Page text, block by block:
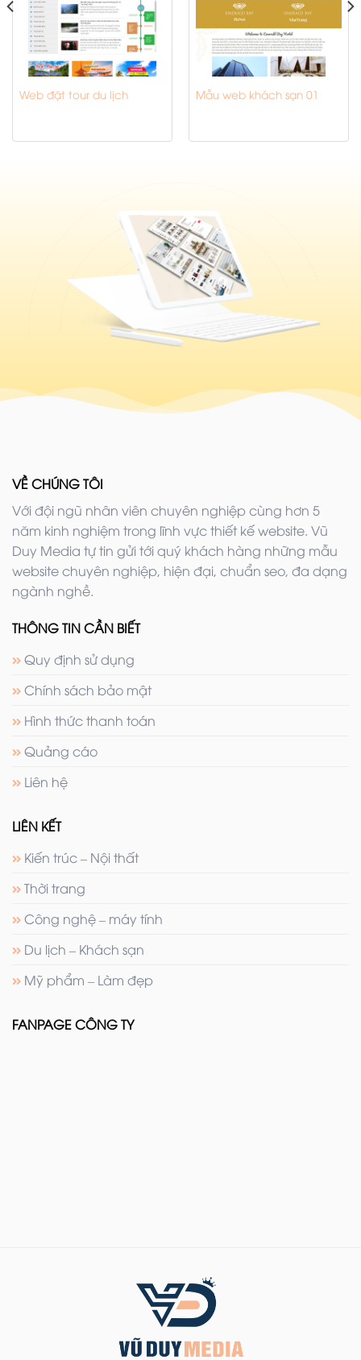
Web đặt tour du lịch Mẫu web khách sạn 01
VỀ CHÚNG TÔI
Với đội ngũ nhân viên chuyên nghiệp cùng hơn 5
năm kinh nghiệm trong lĩnh vực thiết kế website. Vũ
Duy Media tự tin gửi tới quý khách hàng những mẫu
website chuyên nghiệp, hiện đại, chuẩn seo, đa dạng
ngành nghề.
THÔNG TIN CẦN BIẾT
Quy định sử dụng
Chính sách bảo mật
Hình thức thanh toán
Quảng cáo
Liên hệ
LIÊN KẾT
Kiến trúc – Nội thất
Thời trang
Công nghệ – máy tính
Du lịch – Khách sạn
Mỹ phẩm – Làm đẹp
FANPAGE CÔNG TY